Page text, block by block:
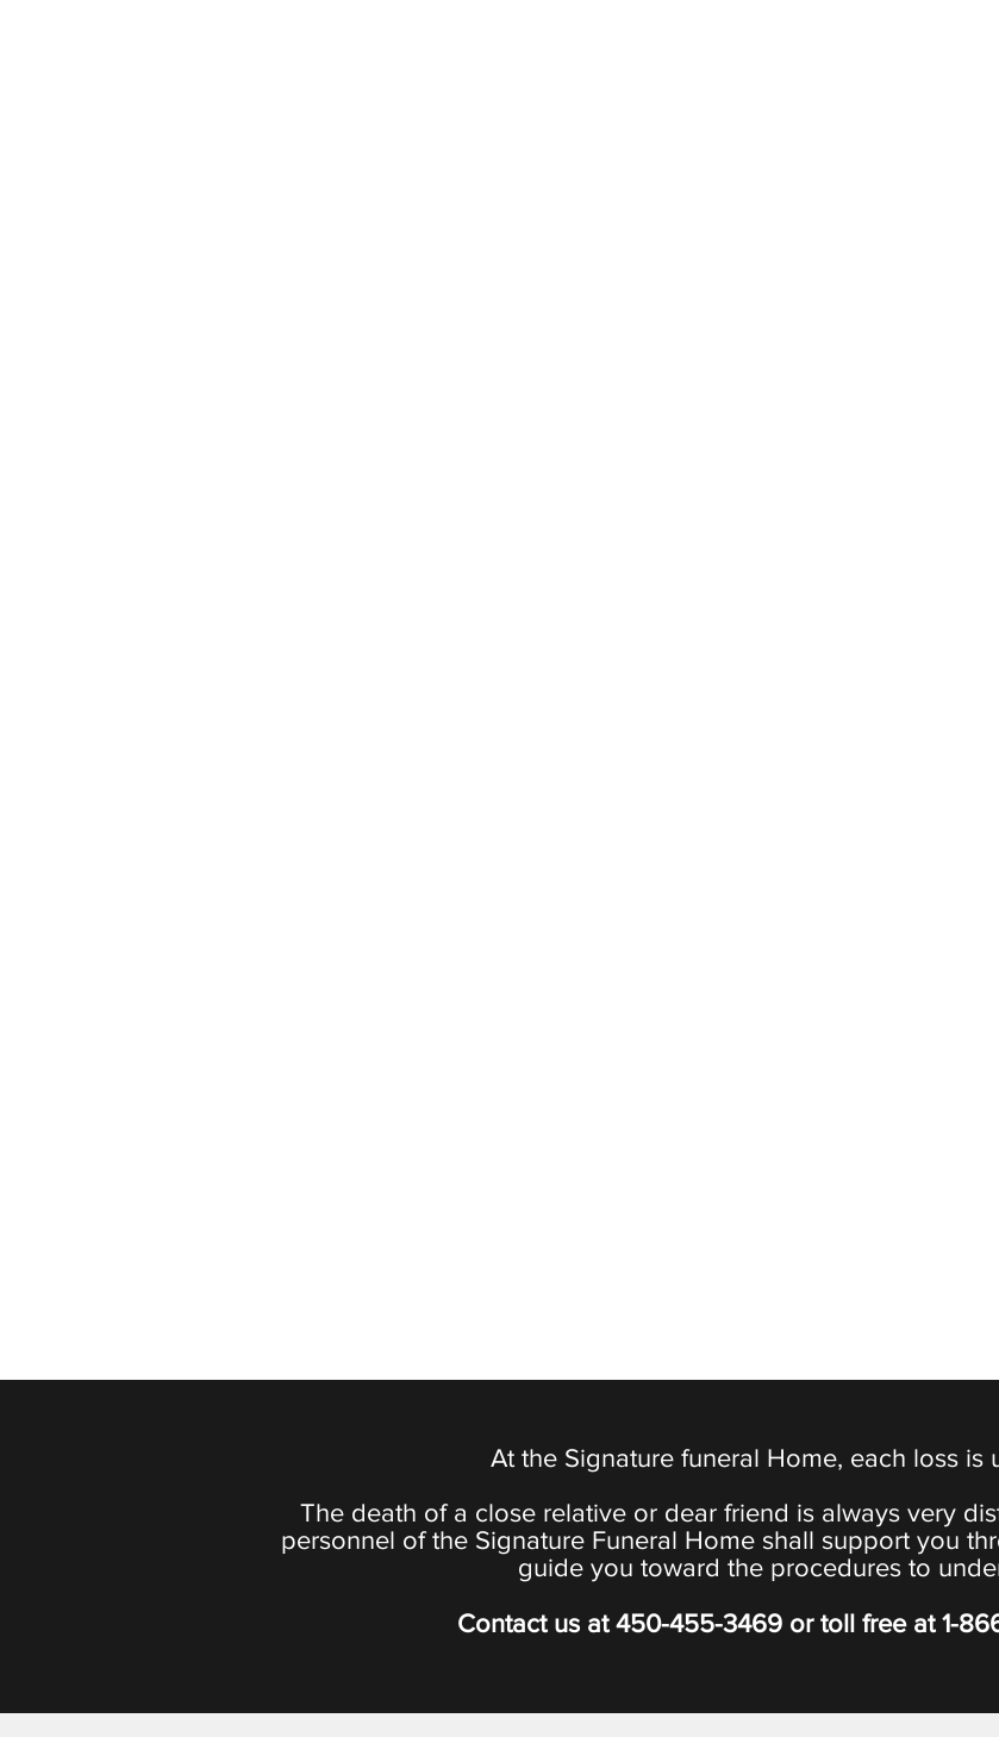
At the Signature funeral Home, each loss is
The death of a close relative or dear friend is always very
personnel of the Signature Funeral Home shall support you
guide you toward the procedures to
Contact us at 450-455-3469 or toll free at 1-